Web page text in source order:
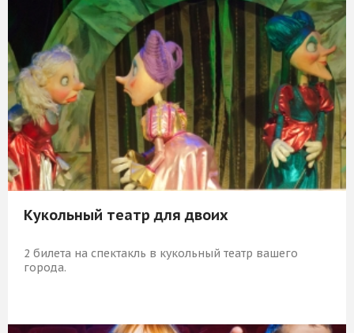
Кукольный театр для двоих
2 билета на спектакль в кукольный театр вашего
города.